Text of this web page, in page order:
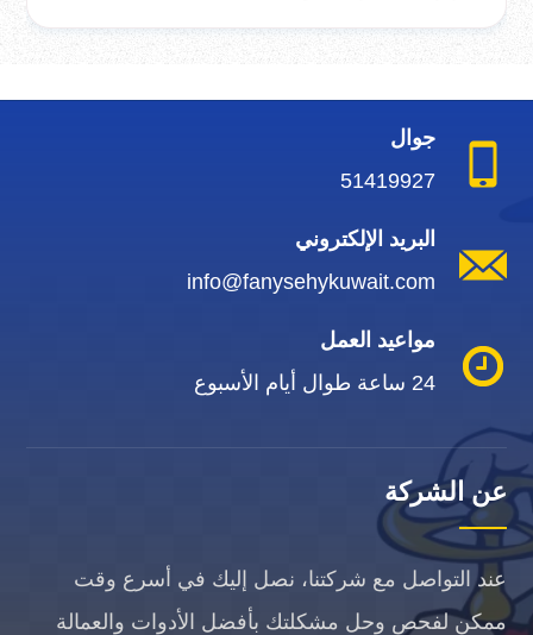
جوال
51419927
البريد الإلكتروني
info@fanysehykuwait.com
مواعيد العمل
24 ساعة طوال أيام الأسبوع
عن الشركة
عند التواصل مع شركتنا، نصل إليك في أسرع وقت
ممكن لفحص وحل مشكلتك بأفضل الأدوات والعمالة